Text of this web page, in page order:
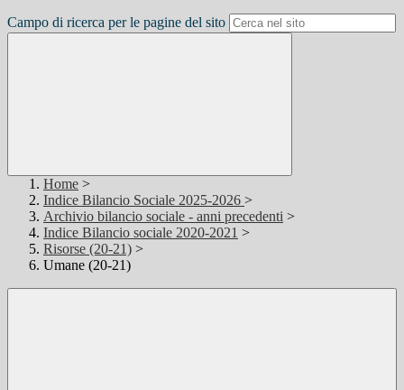
Campo di ricerca per le pagine del sito
Home >
Indice Bilancio Sociale 2025-2026 >
Archivio bilancio sociale - anni precedenti >
Indice Bilancio sociale 2020-2021 >
Risorse (20-21) >
Umane (20-21)